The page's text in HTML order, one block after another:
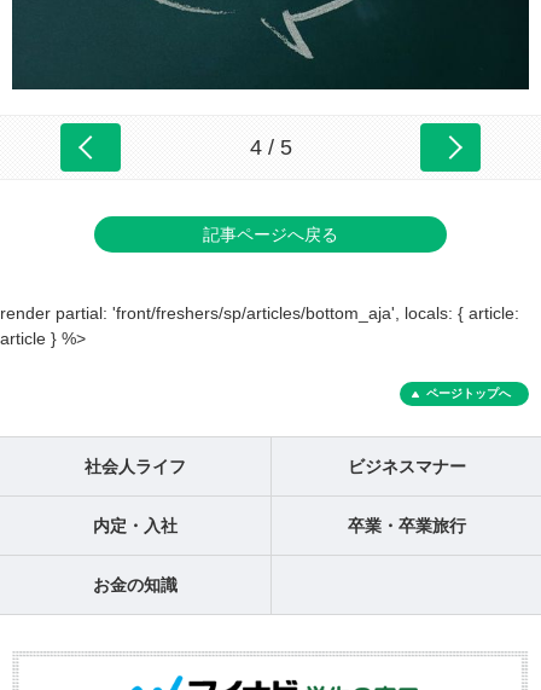
4 / 5
記事ページへ戻る
render partial: 'front/freshers/sp/articles/bottom_aja', locals: { article:
article } %>
ページトップへ
社会人ライフ ビジネスマナー
内定・入社 卒業・卒業旅行
お金の知識